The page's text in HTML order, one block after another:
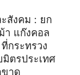
สังคม : ยก
า แก๊งคอล
กระทรวง
ตรประเทศ
ขาด